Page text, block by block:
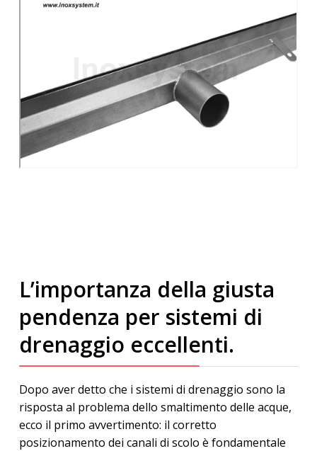
L’importanza della giusta
pendenza per sistemi di
drenaggio eccellenti.
Dopo aver detto che i sistemi di drenaggio sono la
risposta al problema dello smaltimento delle acque,
ecco il primo avvertimento: il corretto
posizionamento dei canali di scolo è fondamentale